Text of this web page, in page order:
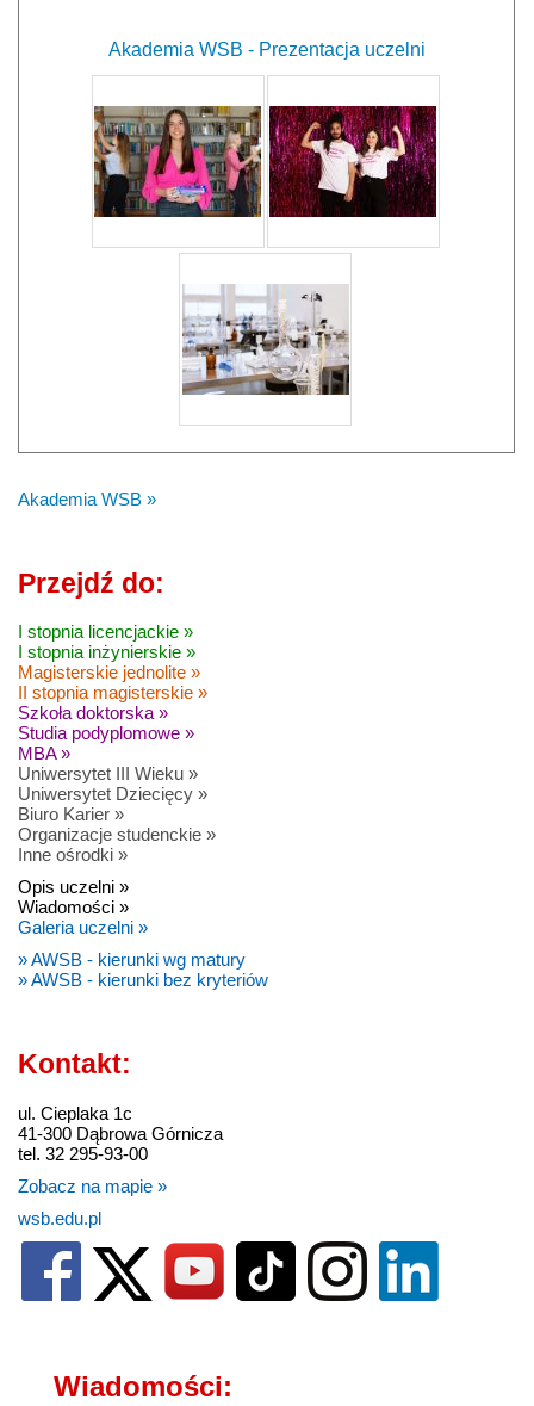
Akademia WSB - Prezentacja uczelni
Akademia WSB »
Przejdź do:
I stopnia licencjackie »
I stopnia inżynierskie »
Magisterskie jednolite »
II stopnia magisterskie »
Szkoła doktorska »
Studia podyplomowe »
MBA »
Uniwersytet III Wieku »
Uniwersytet Dziecięcy »
Biuro Karier »
Organizacje studenckie »
Inne ośrodki »
Opis uczelni »
Wiadomości »
Galeria uczelni »
» AWSB - kierunki wg matury
» AWSB - kierunki bez kryteriów
Kontakt:
ul. Cieplaka 1c
41-300 Dąbrowa Górnicza
tel. 32 295-93-00
Zobacz na mapie »
wsb.edu.pl
Wiadomości: